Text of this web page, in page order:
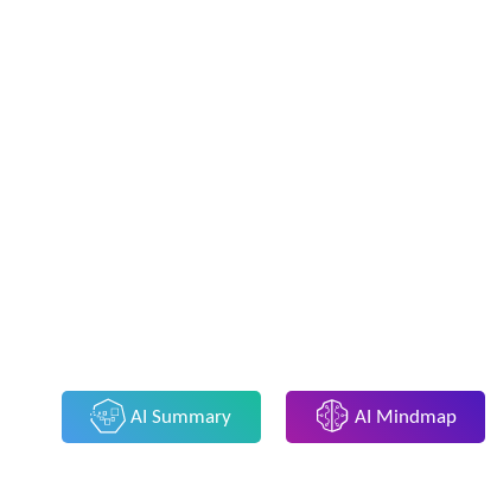
AI Summary AI Mindmap